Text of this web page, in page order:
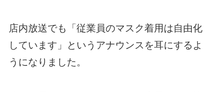
店内放送でも「従業員のマスク着用は自由化
しています」というアナウンスを耳にするよ
うになりました。